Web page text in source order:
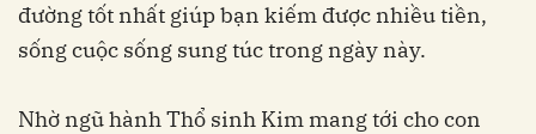
đường tốt nhất giúp bạn kiếm được nhiều tiền,
sống cuộc sống sung túc trong ngày này.
Nhờ ngũ hành Thổ sinh Kim mang tới cho con